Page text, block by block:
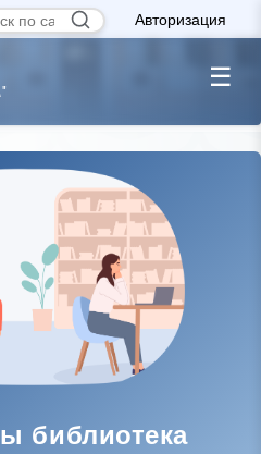
Авторизация
☰
библиотека